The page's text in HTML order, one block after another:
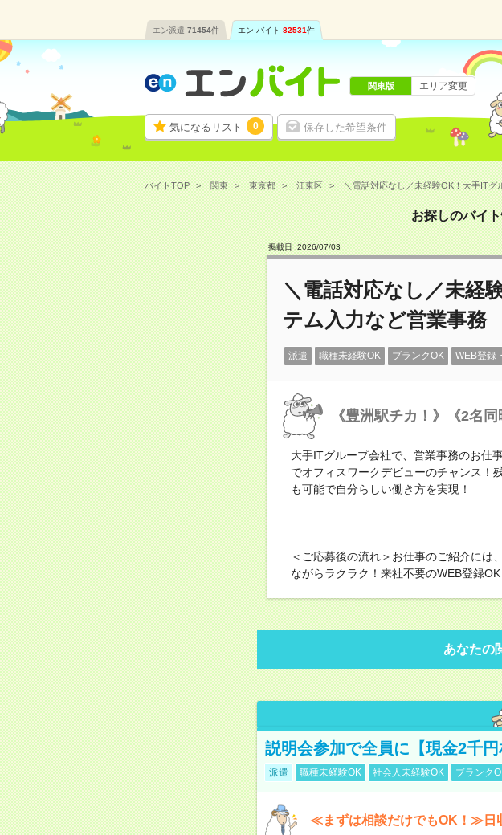
エン派遣 71454件 エン バイト 82531件
気になるリスト 0 保存した希望条件
関東版 エリア変更
バイトTOP 関東 東京都 江東区 ＼電話対応なし／未経験OK！大手ITグ
お探しのバイ
掲載日 :2026/07/03
＼電話対応なし／未経
テム入力など営業事務
派遣 職種未経験OK ブランクOK WEB登録
《豊洲駅チカ！》《2名
大手ITグループ会社で、営業事務のお仕
でオフィスワークデビューのチャンス！
も可能で自分らしい働き方を実現！
＜ご応募後の流れ＞お仕事のご紹介には
ながらラクラク！来社不要のWEB登録
あなたの
説明会参加で全員に【現金2千
派遣 職種未経験OK 社会人未経験OK ブランク
≪まずは相談だけでもOK！≫日